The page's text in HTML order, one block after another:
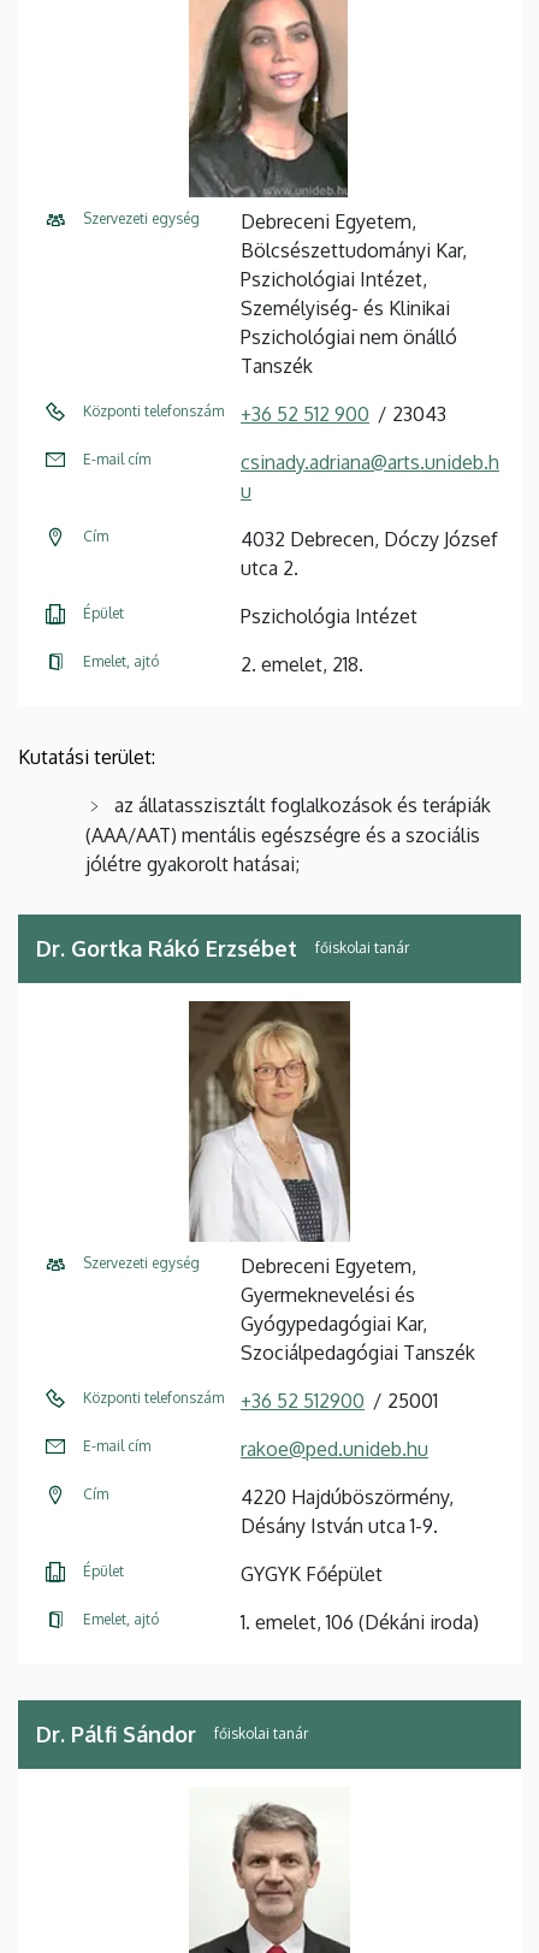
Szervezeti egység
Debreceni Egyetem,
Bölcsészettudományi Kar,
Pszichológiai Intézet,
Személyiség- és Klinikai
Pszichológiai nem önálló
Tanszék
Központi telefonszám +36 52 512 900 23043
E-mail cím
csinady.adriana@arts.unideb.h
u
Cím
4032 Debrecen, Dóczy József
utca 2.
Épület Pszichológia Intézet
Emelet, ajtó 2. emelet, 218.
Kutatási terület:
az állatasszisztált foglalkozások és terápiák
(AAA/AAT) mentális egészségre és a szociális
jólétre gyakorolt hatásai;
Dr. Gortka Rákó Erzsébet főiskolai tanár
Szervezeti egység
Debreceni Egyetem,
Gyermeknevelési és
Gyógypedagógiai Kar,
Szociálpedagógiai Tanszék
Központi telefonszám +36 52 512900 25001
E-mail cím rakoe@ped.unideb.hu
Cím
4220 Hajdúböszörmény,
Désány István utca 1-9.
Épület GYGYK Főépület
Emelet, ajtó 1. emelet, 106 (Dékáni iroda)
Dr. Pálfi Sándor főiskolai tanár